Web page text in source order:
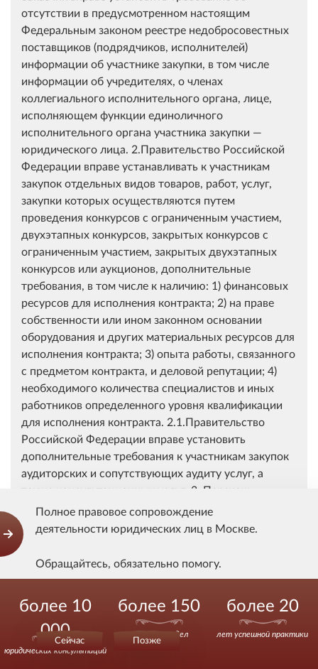
Полное правовое сопровождение
деятельности юридических лиц в Москве.
Обращайтесь, обязательно помогу.
Действуйте уверенно.
Сейчас Позже
более 10
000
юридических консультаций
более 150
выигранных дел
более 20
лет успешной практики